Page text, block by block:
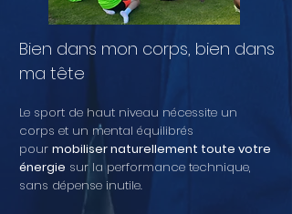
Bien dans mon corps, bien dans
ma tête​
Le sport de haut niveau nécessite un
corps et un mental équilibrés
pour mobiliser naturellement toute votre
énergie sur la performance technique,
sans dépense inutile.